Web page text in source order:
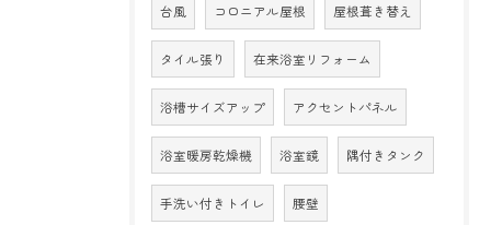
台風 コロニアル屋根 屋根葺き替え
タイル張り 在来浴室リフォーム
浴槽サイズアップ アクセントパネル
浴室暖房乾燥機 浴室鏡 隅付きタンク
手洗い付きトイレ 腰壁